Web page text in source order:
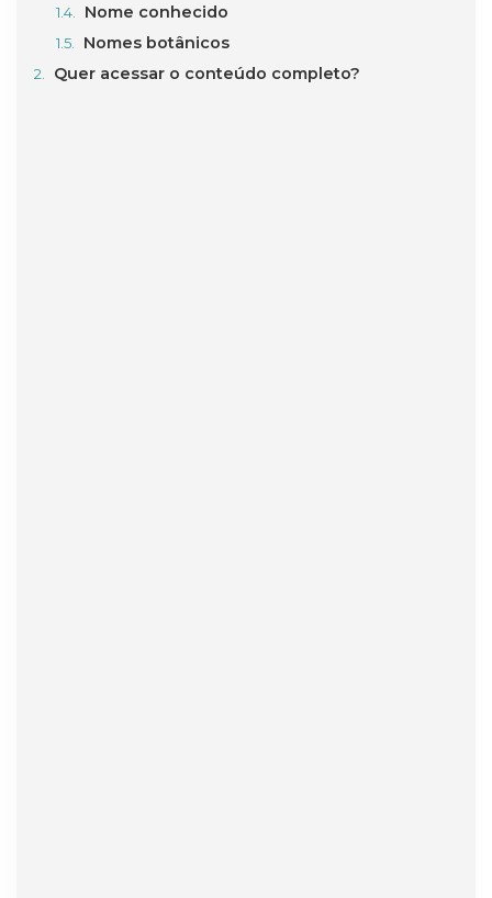
Nome conhecido
Nomes botânicos
Quer acessar o conteúdo completo?